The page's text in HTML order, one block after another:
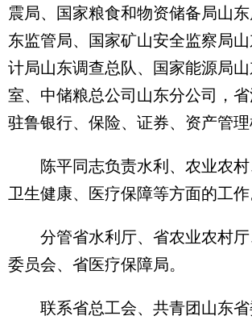
震局、国家粮食和物资储备局山
东监管局、国家矿山安全监察局
计局山东调查总队、国家能源局
室、中储粮总公司山东分公司，省
驻鲁银行、保险、证券、资产管理
陈平同志负责水利、农业农村
卫生健康、医疗保障等方面的工作
分管省水利厅、省农业农村厅
委员会、省医疗保障局。
联系省总工会、共青团山东省